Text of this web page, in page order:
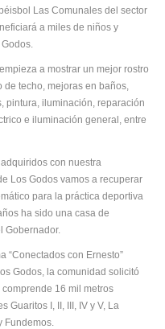
Las Comunales del sector
a miles de niños y
a mostrar un mejor rostro
techo, mejoras en baños,
pintura, iluminación, reparación
e iluminación general, entre
con nuestra
Los Godos vamos a recuperar
para la práctica deportiva
ha sido una casa de
Gobernador.
“Conectados con Ernesto”
Godos, la comunidad solicitó
16 mil metros
Guaritos I, II, III, IV y V, La
Fundemos.